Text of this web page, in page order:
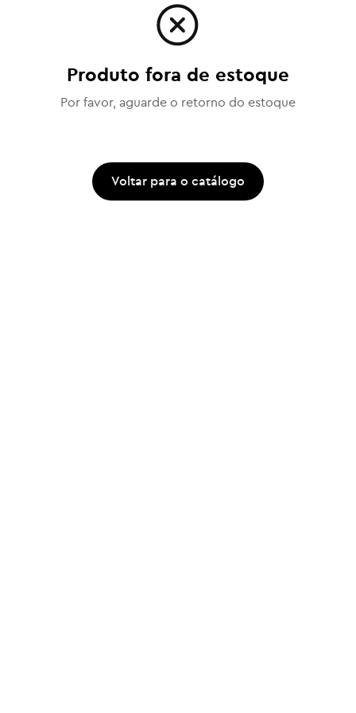
Produto fora de estoque
Por favor, aguarde o retorno do estoque
Voltar para o catálogo